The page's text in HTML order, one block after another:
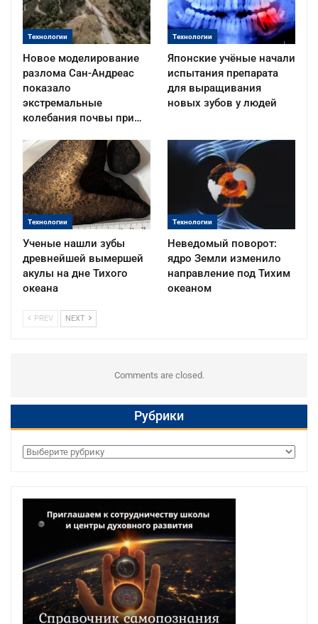
Технологии
Новое моделирование
разлома Сан-Андреас
показало
экстремальные
колебания почвы при…
Технологии
Японские учёные начали
испытания препарата
для выращивания
новых зубов у людей
Технологии
Ученые нашли зубы
древнейшей вымершей
акулы на дне Тихого
океана
Технологии
Неведомый поворот:
ядро Земли изменило
направление под Тихим
океаном
PREV NEXT
Comments are closed.
Рубрики
Рубрики